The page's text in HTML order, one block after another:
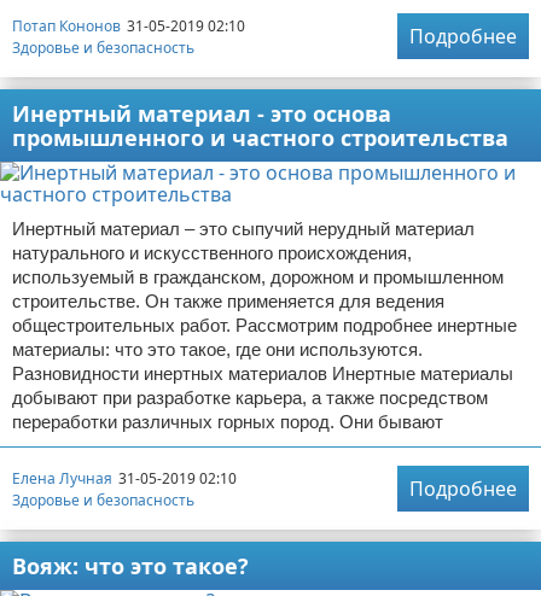
Потап Кононов 31-05-2019 02:10
Здоровье и безопасность
Подробнее
Инертный материал - это основа
промышленного и частного строительства
Инертный материал – это сыпучий нерудный материал
натурального и искусственного происхождения,
используемый в гражданском, дорожном и промышленном
строительстве. Он также применяется для ведения
общестроительных работ. Рассмотрим подробнее инертные
материалы: что это такое, где они используются.
Разновидности инертных материалов Инертные материалы
добывают при разработке карьера, а также посредством
переработки различных горных пород. Они бывают
Елена Лучная 31-05-2019 02:10
Здоровье и безопасность
Подробнее
Вояж: что это такое?